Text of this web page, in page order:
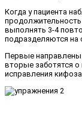
Когда у пациента
продолжительность
выполнять 3-4
подразделяются на
Первые направлены
вторые заботятся о
исправления